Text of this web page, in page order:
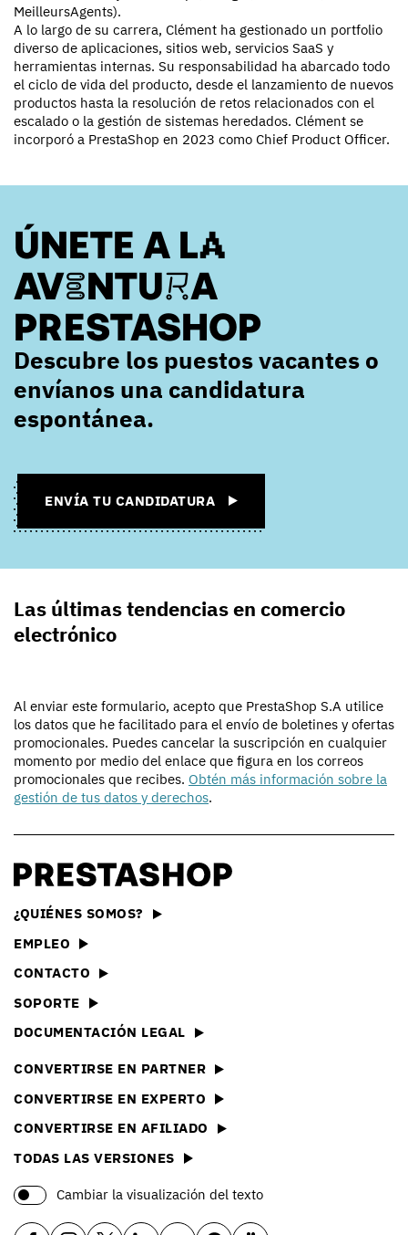
MeilleursAgents).
A lo largo de su carrera, Clément ha gestionado un portfolio
diverso de aplicaciones, sitios web, servicios SaaS y
herramientas internas. Su responsabilidad ha abarcado todo
el ciclo de vida del producto, desde el lanzamiento de nuevos
productos hasta la resolución de retos relacionados con el
escalado o la gestión de sistemas heredados. Clément se
incorporó a PrestaShop en 2023 como Chief Product Officer.
ÚNETE A LA
AVENTURA
PRESTASHOP
Descubre los puestos vacantes o
envíanos una candidatura
espontánea.
ENVÍA TU CANDIDATURA
Las últimas tendencias en comercio
electrónico
Al enviar este formulario, acepto que PrestaShop S.A utilice
los datos que he facilitado para el envío de boletines y ofertas
promocionales. Puedes cancelar la suscripción en cualquier
momento por medio del enlace que figura en los correos
promocionales que recibes. Obtén más información sobre la
gestión de tus datos y derechos.
¿QUIÉNES SOMOS?
EMPLEO
CONTACTO
SOPORTE
DOCUMENTACIÓN LEGAL
CONVERTIRSE EN PARTNER
CONVERTIRSE EN EXPERTO
CONVERTIRSE EN AFILIADO
TODAS LAS VERSIONES
Cambiar la visualización del texto